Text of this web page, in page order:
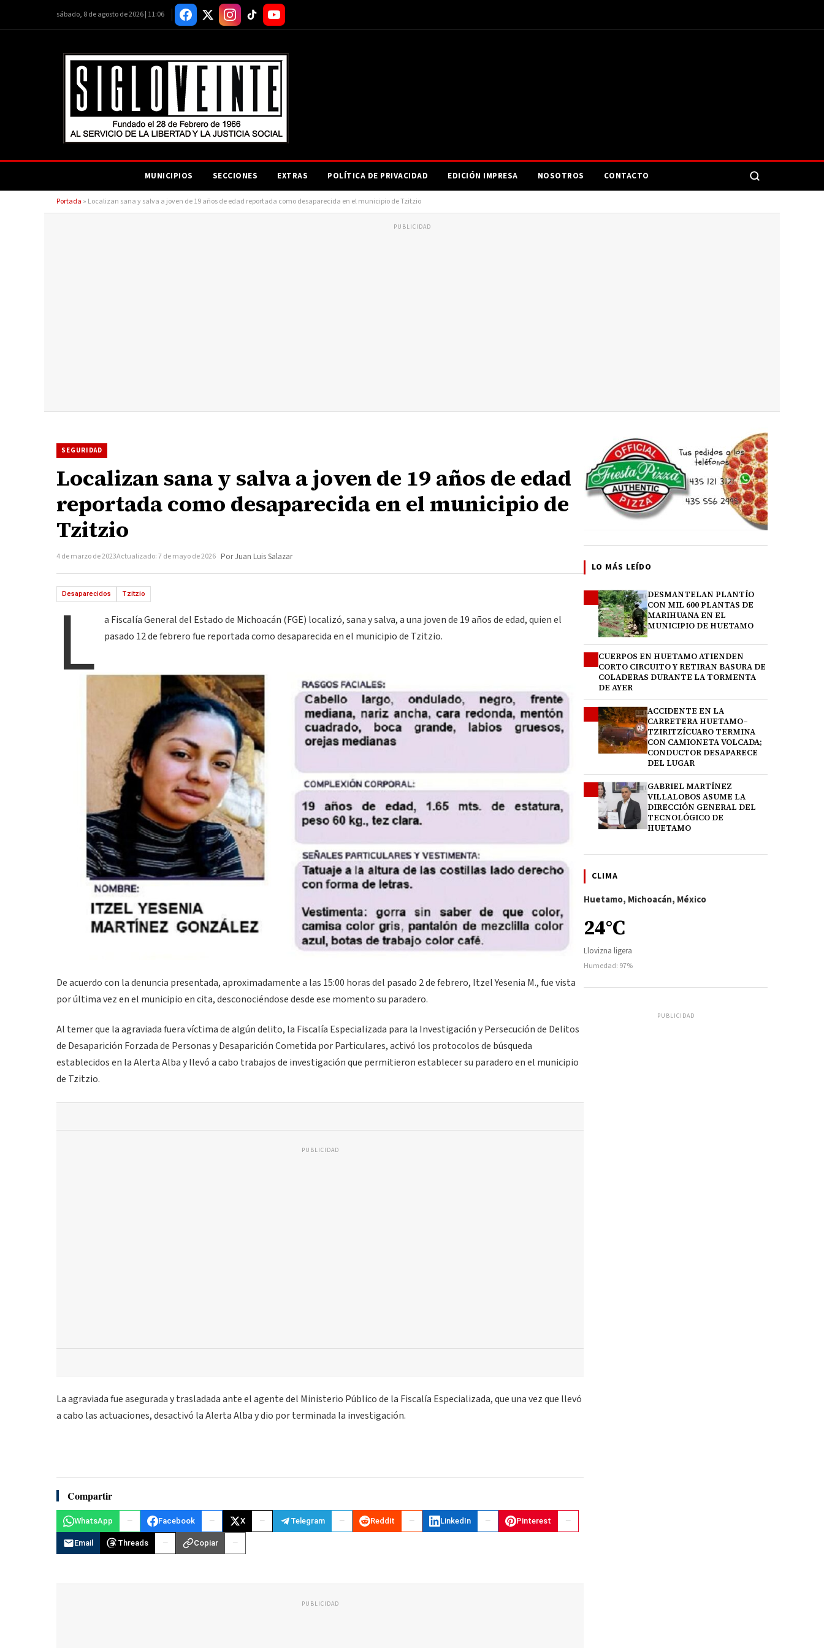
sábado, 8 de agosto de 2026 | 11:06
MUNICIPIOS SECCIONES EXTRAS POLÍTICA DE PRIVACIDAD EDICIÓN IMPRESA NOSOTROS CONTACTO
Portada » Localizan sana y salva a joven de 19 años de edad reportada como desaparecida en el municipio de Tzitzio
PUBLICIDAD
SEGURIDAD
Localizan sana y salva a joven de 19 años de edad
reportada como desaparecida en el municipio de
Tzitzio
4 de marzo de 2023Actualizado: 7 de mayo de 2026 Por Juan Luis Salazar
Desaparecidos Tzitzio
L
a Fiscalía General del Estado de Michoacán (FGE) localizó, sana y salva, a una joven de 19 años de edad, quien el
pasado 12 de febrero fue reportada como desaparecida en el municipio de Tzitzio.
De acuerdo con la denuncia presentada, aproximadamente a las 15:00 horas del pasado 2 de febrero, Itzel Yesenia M., fue vista
por última vez en el municipio en cita, desconociéndose desde ese momento su paradero.
Al temer que la agraviada fuera víctima de algún delito, la Fiscalía Especializada para la Investigación y Persecución de Delitos
de Desaparición Forzada de Personas y Desaparición Cometida por Particulares, activó los protocolos de búsqueda
establecidos en la Alerta Alba y llevó a cabo trabajos de investigación que permitieron establecer su paradero en el municipio
de Tzitzio.
PUBLICIDAD
La agraviada fue asegurada y trasladada ante el agente del Ministerio Público de la Fiscalía Especializada, que una vez que llevó
a cabo las actuaciones, desactivó la Alerta Alba y dio por terminada la investigación.
Compartir
WhatsApp Facebook X Telegram Reddit LinkedIn Pinterest
Email Threads Copiar
PUBLICIDAD
LO MÁS LEÍDO
DESMANTELAN PLANTÍO
CON MIL 600 PLANTAS DE
MARIHUANA EN EL
MUNICIPIO DE HUETAMO
CUERPOS EN HUETAMO ATIENDEN
CORTO CIRCUITO Y RETIRAN BASURA DE
COLADERAS DURANTE LA TORMENTA
DE AYER
ACCIDENTE EN LA
CARRETERA HUETAMO–
TZIRITZÍCUARO TERMINA
CON CAMIONETA VOLCADA;
CONDUCTOR DESAPARECE
DEL LUGAR
GABRIEL MARTÍNEZ
VILLALOBOS ASUME LA
DIRECCIÓN GENERAL DEL
TECNOLÓGICO DE
HUETAMO
CLIMA
Huetamo, Michoacán, México
24°C
Llovizna ligera
Humedad: 97%
PUBLICIDAD